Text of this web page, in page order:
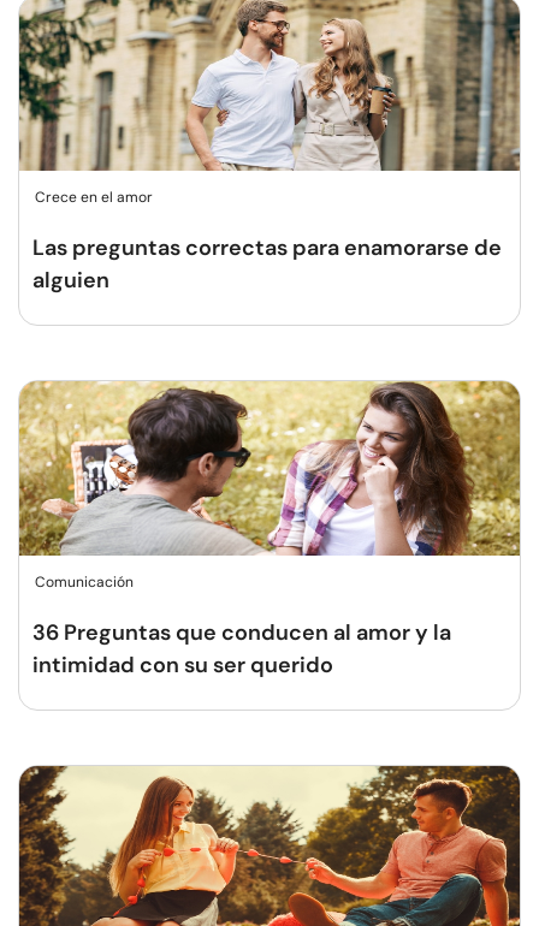
Crece en el amor
Las preguntas correctas para enamorarse de
alguien
Comunicación
36 Preguntas que conducen al amor y la
intimidad con su ser querido